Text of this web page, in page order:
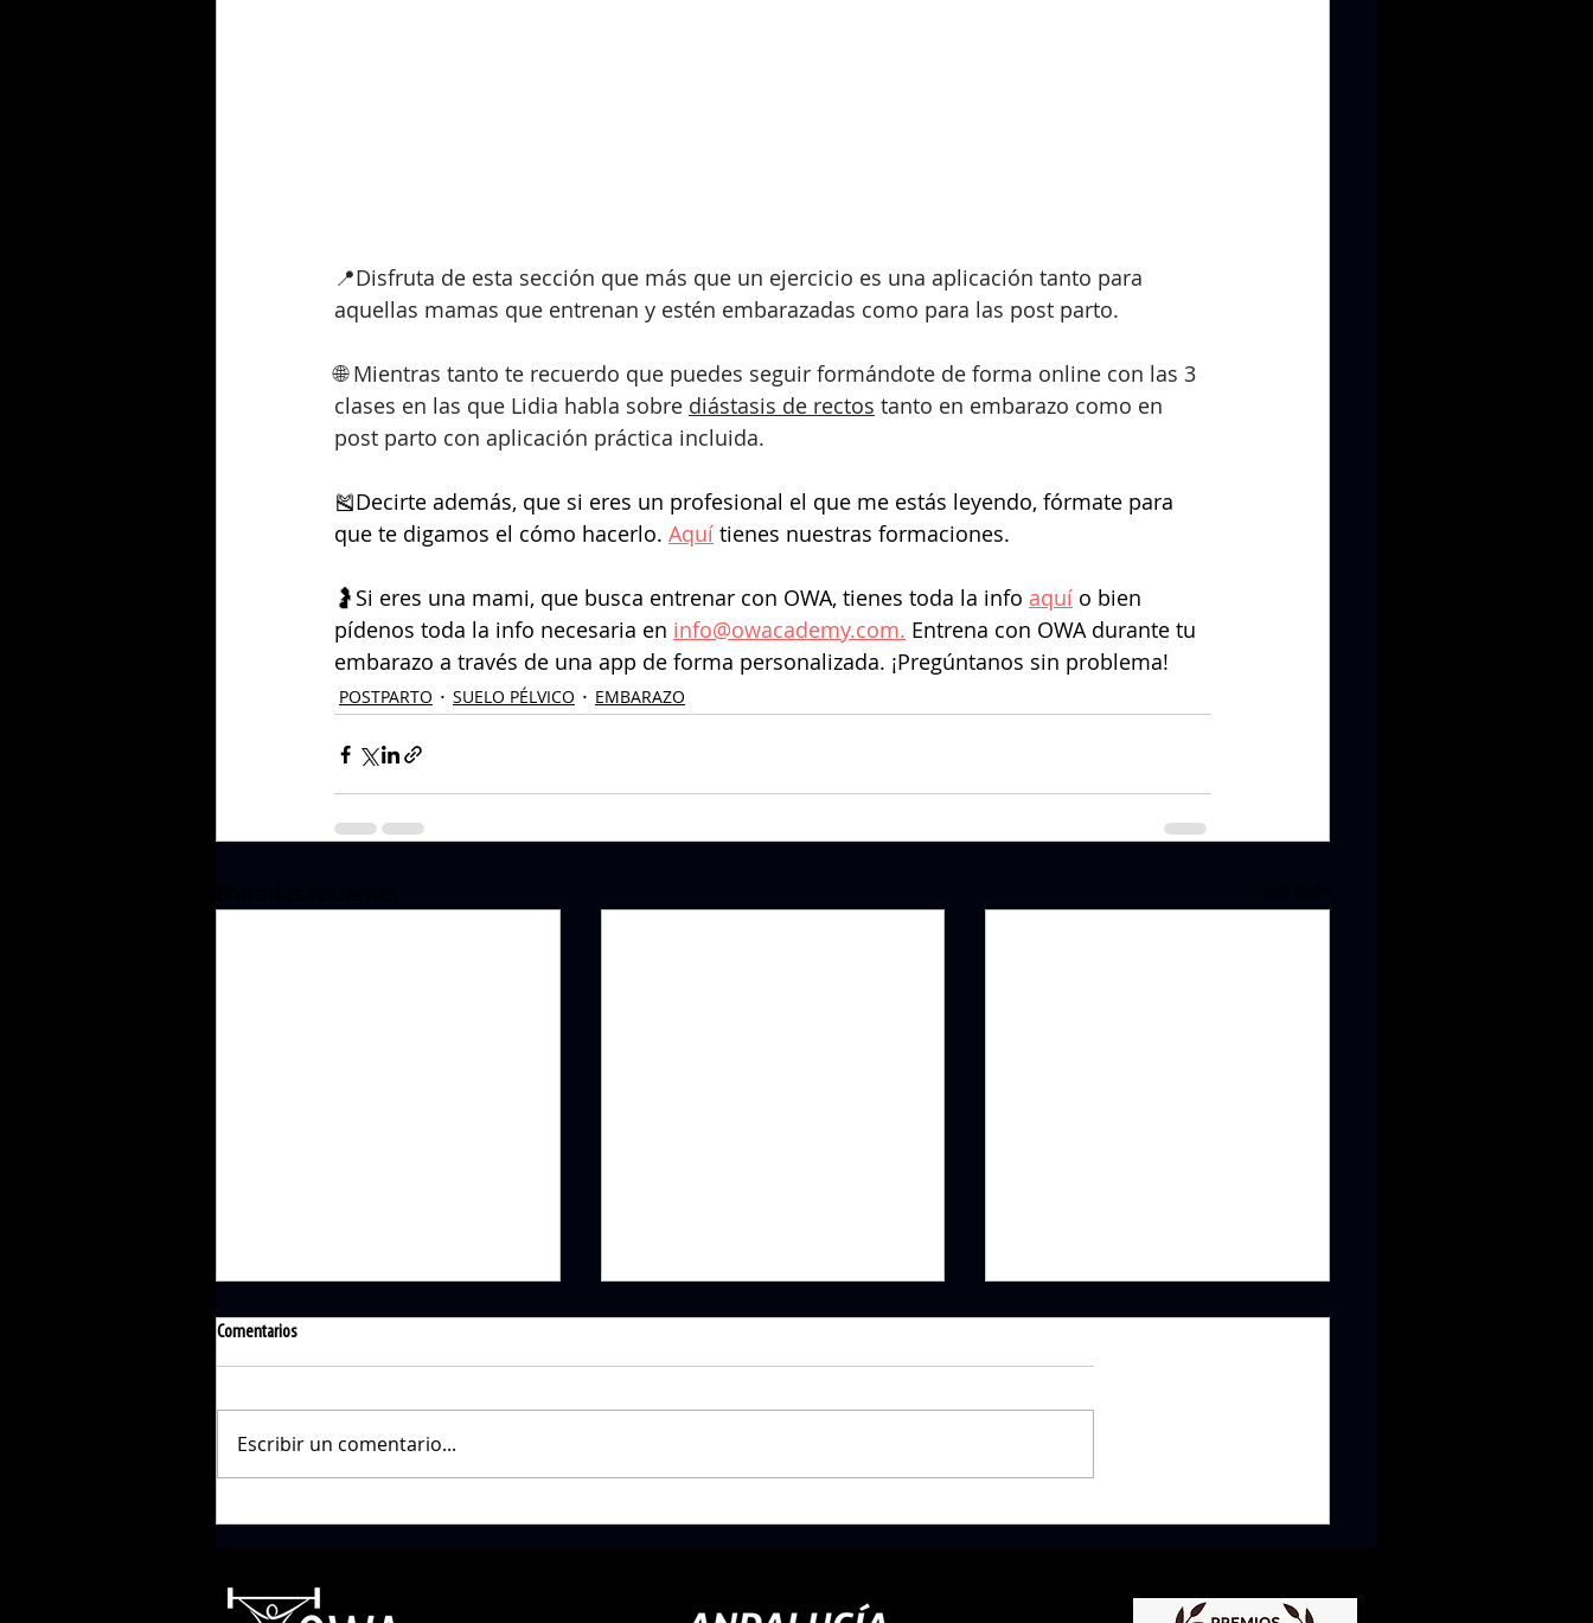
📍Disfruta de esta sección que más que un ejercicio es una aplicación tanto para
aquellas mamas que entrenan y estén embarazadas como para las post parto.
🌐 Mientras tanto te recuerdo que puedes seguir formándote de forma online con las 3
clases en las que Lidia habla sobre diástasis de rectos tanto en embarazo como en
post parto con aplicación práctica incluida.
🎽Decirte además, que si eres un profesional el que me estás leyendo, fórmate para
que te digamos el cómo hacerlo. Aquí tienes nuestras formaciones.
🤰Si eres una mami, que busca entrenar con OWA, tienes toda la info aquí o bien
pídenos toda la info necesaria en info@owacademy.com. Entrena con OWA durante tu
embarazo a través de una app de forma personalizada. ¡Pregúntanos sin problema!
POSTPARTO SUELO PÉLVICO EMBARAZO
Comentarios
Escribir un comentario...